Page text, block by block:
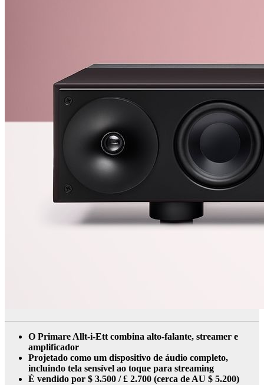
O Primare Allt-i-Ett combina alto-falante, streamer e
amplificador
Projetado como um dispositivo de áudio completo,
incluindo tela sensível ao toque para streaming
É vendido por $ 3.500 / £ 2.700 (cerca de AU $ 5.200)